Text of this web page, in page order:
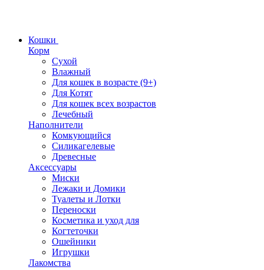
Кошки
Корм
Сухой
Влажный
Для кошек в возрасте (9+)
Для Котят
Для кошек всех возрастов
Лечебный
Наполнители
Комкующийся
Силикагелевые
Древесные
Аксессуары
Миски
Лежаки и Домики
Туалеты и Лотки
Переноски
Косметика и уход для
Когтеточки
Ошейники
Игрушки
Лакомства